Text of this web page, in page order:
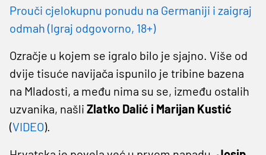
Prouči cjelokupnu ponudu na Germaniji i zaigraj
odmah (Igraj odgovorno, 18+)
Ozračje u kojem se igralo bilo je sjajno. Više od
dvije tisuće navijača ispunilo je tribine bazena
na Mladosti, a među nima su se, između ostalih
uzvanika, našli Zlatko Dalić i Marijan Kustić
(VIDEO).